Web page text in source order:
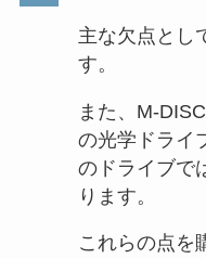
主な欠点とし
す。
また、M-
の光学ドライ
のドライブで
ります。
これらの点を